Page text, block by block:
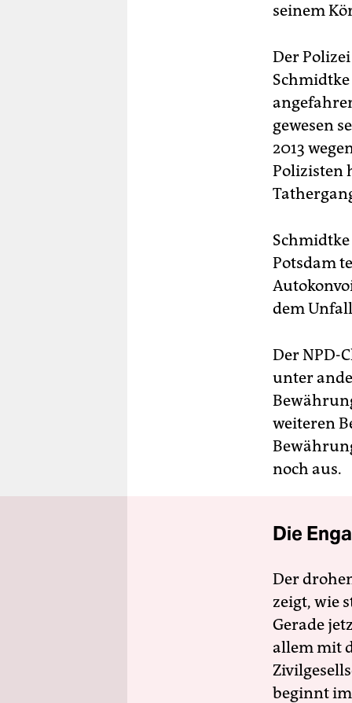
seinem
Der
gewesen
2013
Polizisten
Potsdam
dem
Der NPD-
unter
weiteren
noch aus.
Die
Der
zeigt, wie
Gerade
allem mit
beginnt